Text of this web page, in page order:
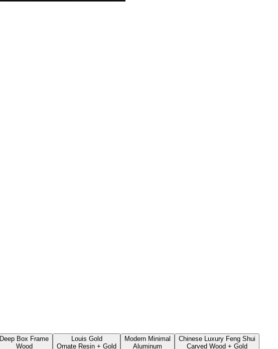
Deep Box Frame
Wood
Louis Gold
Ornate Resin + Gold
Modern Minimal
Aluminum
Chinese Luxury Feng Shui
Carved Wood + Gold